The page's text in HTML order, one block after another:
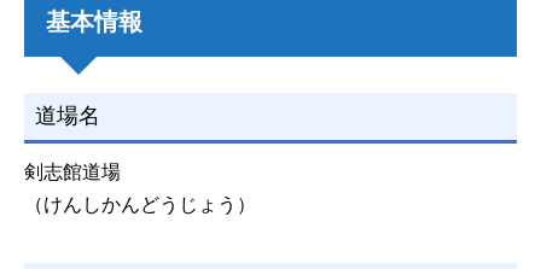
基本情報
道場名
剣志館道場
（けんしかんどうじょう）